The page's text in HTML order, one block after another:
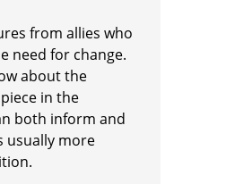
from allies who
need for change.
about the
in the
both inform and
usually more